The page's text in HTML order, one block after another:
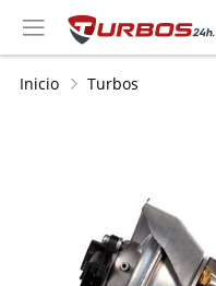
Inicio Turbos